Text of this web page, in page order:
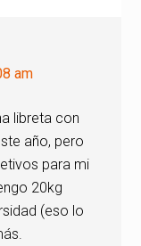
am
libreta con
año, pero
para mi
20kg
(eso lo